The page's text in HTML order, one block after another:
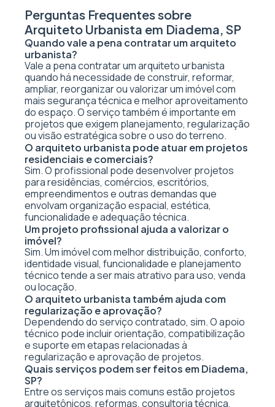
Perguntas Frequentes sobre
Arquiteto Urbanista em Diadema, SP
Quando vale a pena contratar um arquiteto
urbanista?
Vale a pena contratar um arquiteto urbanista
quando há necessidade de construir, reformar,
ampliar, reorganizar ou valorizar um imóvel com
mais segurança técnica e melhor aproveitamento
do espaço. O serviço também é importante em
projetos que exigem planejamento, regularização
ou visão estratégica sobre o uso do terreno.
O arquiteto urbanista pode atuar em projetos
residenciais e comerciais?
Sim. O profissional pode desenvolver projetos
para residências, comércios, escritórios,
empreendimentos e outras demandas que
envolvam organização espacial, estética,
funcionalidade e adequação técnica.
Um projeto profissional ajuda a valorizar o
imóvel?
Sim. Um imóvel com melhor distribuição, conforto,
identidade visual, funcionalidade e planejamento
técnico tende a ser mais atrativo para uso, venda
ou locação.
O arquiteto urbanista também ajuda com
regularização e aprovação?
Dependendo do serviço contratado, sim. O apoio
técnico pode incluir orientação, compatibilização
e suporte em etapas relacionadas à
regularização e aprovação de projetos.
Quais serviços podem ser feitos em Diadema,
SP?
Entre os serviços mais comuns estão projetos
arquitetônicos, reformas, consultoria técnica,